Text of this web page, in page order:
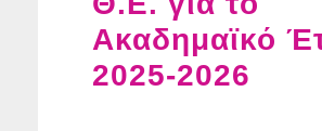
Ακαδημαϊκό
2025-2026